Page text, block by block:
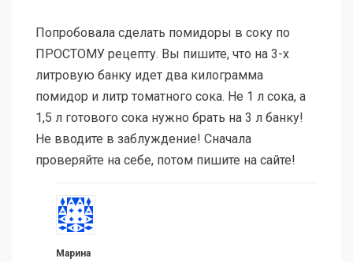
Попробовала сделать помидоры в соку по
ПРОСТОМУ рецепту. Вы пишите, что на 3-х
литровую банку идет два килограмма
помидор и литр томатного сока. Не 1 л сока, а
1,5 л готового сока нужно брать на 3 л банку!
Не вводите в заблуждение! Сначала
проверяйте на себе, потом пишите на сайте!
Марина